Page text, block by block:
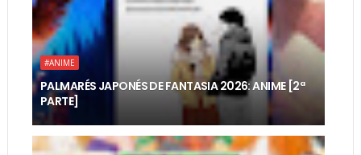
#ANIME
PALMARÉS JAPONÉS DE FANTASIA 2026: ANIME [2ª
PARTE]